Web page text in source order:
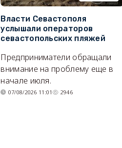
Власти Севастополя
услышали операторов
севастопольских пляжей
Предприниматели обращали
внимание на проблему еще в
начале июля.
07/08/2026 11:01 2946